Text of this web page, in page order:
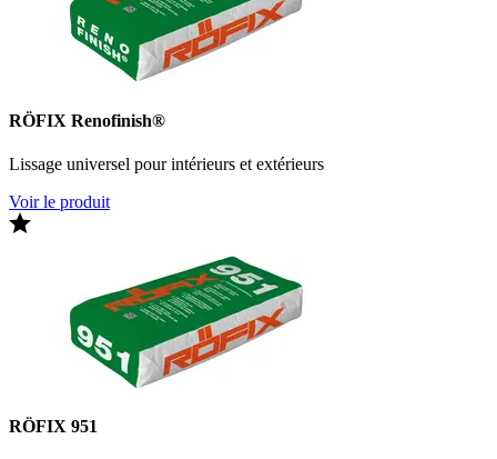
RÖFIX Renofinish®
Lissage universel pour intérieurs et extérieurs
Voir le produit
RÖFIX 951